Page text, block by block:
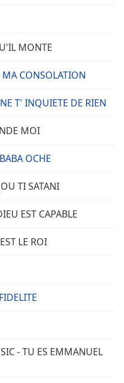
MONTE
CONSOLATION
T' INQUIETE DE RIEN
MOI
OCHE
TI SATANI
EST CAPABLE
LE ROI
- TU ES EMMANUEL